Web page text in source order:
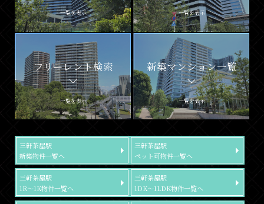
一覧を表示 一覧を表示
フリーレント検索
一覧を表示
新築マンション一覧
一覧を表示
三軒茶屋駅
新築物件一覧へ
三軒茶屋駅
ペット可物件一覧へ
三軒茶屋駅
1R～1K物件一覧へ
三軒茶屋駅
1DK～1LDK物件一覧へ